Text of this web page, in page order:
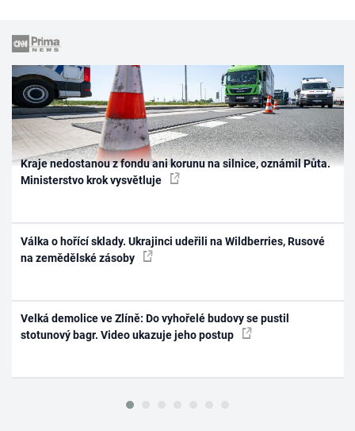
Kraje nedostanou z fondu ani korunu na silnice, oznámil Půta.
Ministerstvo krok vysvětluje
Válka o hořící sklady. Ukrajinci udeřili na Wildberries, Rusové
na zemědělské zásoby
Velká demolice ve Zlíně: Do vyhořelé budovy se pustil
stotunový bagr. Video ukazuje jeho postup